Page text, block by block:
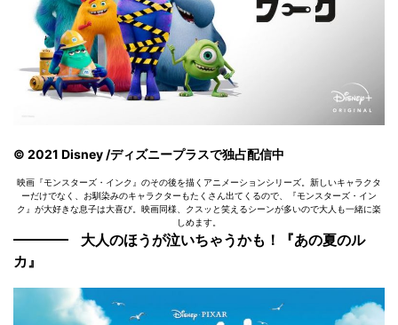
© 2021 Disney /ディズニープラスで独占配信中
映画『モンスターズ・インク』のその後を描くアニメーションシリーズ。新しいキャラクタ
ーだけでなく、お馴染みのキャラクターもたくさん出てくるので、『モンスターズ・イン
ク』が大好きな息子は大喜び。映画同様、クスッと笑えるシーンが多いので大人も一緒に楽
しめます。
大人のほうが泣いちゃうかも！『あの夏のル
カ』